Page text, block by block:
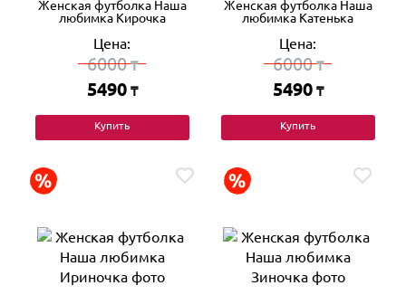
Женская футболка Наша
любимка Кирочка
Цена:
6000₸
5490 ₸
Купить
Женская футболка Наша
любимка Катенька
Цена:
6000₸
5490 ₸
Купить